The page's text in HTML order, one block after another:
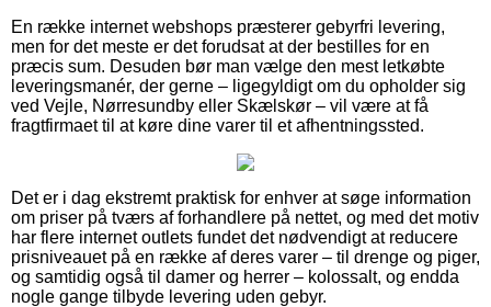
En række internet webshops præsterer gebyrfri levering,
men for det meste er det forudsat at der bestilles for en
præcis sum. Desuden bør man vælge den mest letkøbte
leveringsmanér, der gerne – ligegyldigt om du opholder sig
ved Vejle, Nørresundby eller Skælskør – vil være at få
fragtfirmaet til at køre dine varer til et afhentningssted.
Det er i dag ekstremt praktisk for enhver at søge information
om priser på tværs af forhandlere på nettet, og med det motiv
har flere internet outlets fundet det nødvendigt at reducere
prisniveauet på en række af deres varer – til drenge og piger,
og samtidig også til damer og herrer – kolossalt, og endda
nogle gange tilbyde levering uden gebyr.